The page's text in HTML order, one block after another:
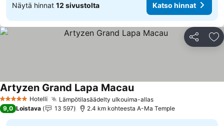
Näytä hinnat 12 sivustolta Katso hinnat
Jaa
5 Tähtiluokitus
Hotelli Lämpötilasäädelty ulkouima-allas
Artyzen Grand Lapa Macau
9,0 Loistava 13 597 2.4 km kohteesta A-Ma Temple